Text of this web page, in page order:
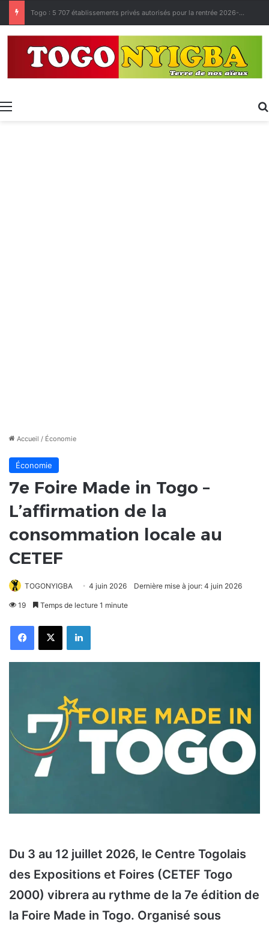
Made in Togo 2026 : un bilan positif qui prépare le terrain pour la Foire Internationale de Lomé
Menu
Accueil / Économie
Économie
7e Foire Made in Togo –
L’affirmation de la
consommation locale au
CETEF
TOGONYIGBA 4 juin 2026 Dernière mise à jour: 4 juin 2026
19 Temps de lecture 1 minute
FacebookX Linkedin
Du 3 au 12 juillet 2026, le Centre Togolais
des Expositions et Foires (CETEF Togo
2000) vibrera au rythme de la 7e édition de
la Foire Made in Togo. Organisé sous